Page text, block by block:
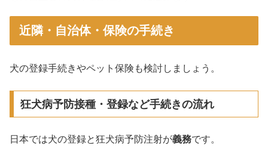
近隣・自治体・保険の手続き
犬の登録手続きやペット保険も検討しましょう。
狂犬病予防接種・登録など手続きの流れ
日本では犬の登録と狂犬病予防注射が義務です。